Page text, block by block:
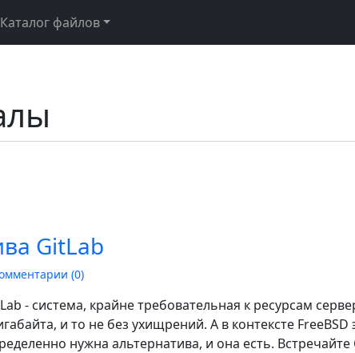
Каталог файлов
GitLab
(0)
- система, крайне требовательная к ресурсам
и то не без ухищрений. А в контексте
нужна альтернатива, и она есть.